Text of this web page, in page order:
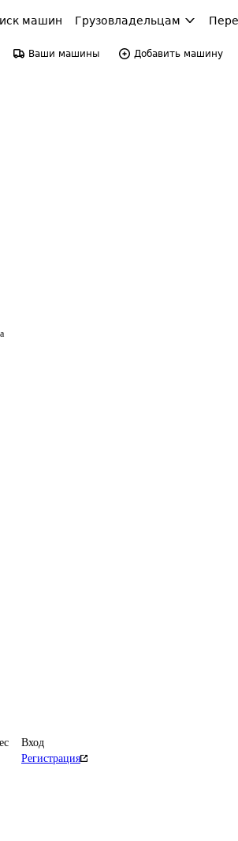
машин Грузовладельцам
Ваши машины Добавить машину
Вход
Регистрация